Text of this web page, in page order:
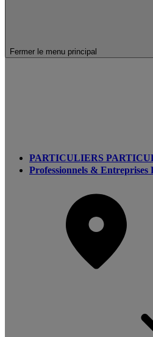
Fermer le menu principal
PARTICULIERS
Professionnels & Entreprises